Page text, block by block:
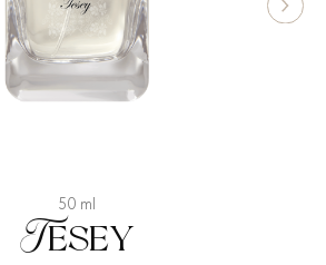
50 ml
Tesey